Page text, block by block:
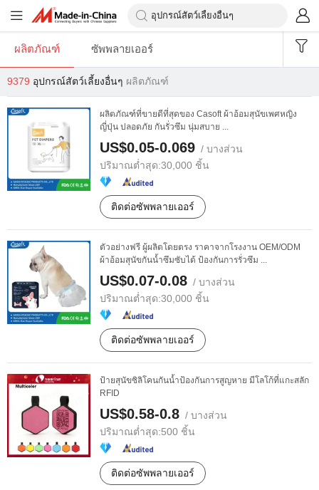
ผลิตภัณฑ์ ซัพพลายเออร์
9379 อุปกรณ์สัตว์เลี้ยงอื่นๆ ผลิตภัณฑ์
ผลิตภัณฑ์ที่ขายดีที่สุดของ Casoft ผ้าอ้อมสุนัขเพศหญิง
ญี่ปุ่น ปลอดภัย กันรั่วซึม นุ่มสบาย ...
US$0.05-0.069 / บางส่วน
ปริมาณต่ำสุด:30,000 ชิ้น
ติดต่อซัพพลายเออร์
ตัวอย่างฟรี ผู้ผลิตโดยตรง ราคาจากโรงงาน OEM/ODM
ผ้าอ้อมสุนัขกันน้ำซึมซับได้ ป้องกันการรั่วซึม ...
US$0.07-0.08 / บางส่วน
ปริมาณต่ำสุด:30,000 ชิ้น
ติดต่อซัพพลายเออร์
ป้ายสุนัขซิลิโคนกันน้ำป้องกันการสูญหาย มีโลโก้ที่แกะสลัก
RFID
US$0.58-0.8 / บางส่วน
ปริมาณต่ำสุด:500 ชิ้น
ติดต่อซัพพลายเออร์